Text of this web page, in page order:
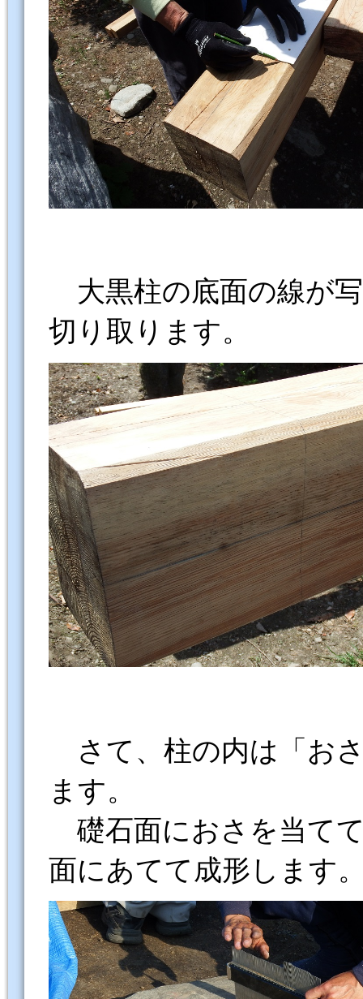
大黒柱の底面の線が
切り取ります。
さて、柱の内は「お
ます。
礎石面におさを当て
面にあてて成形します